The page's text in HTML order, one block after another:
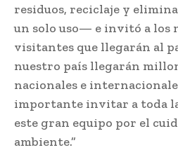
residuos, reciclaje y
un solo uso— e invitó a los
visitantes que llegarán al
nuestro país llegarán
nacionales e
importante invitar a toda
este gran equipo por el
ambiente.”